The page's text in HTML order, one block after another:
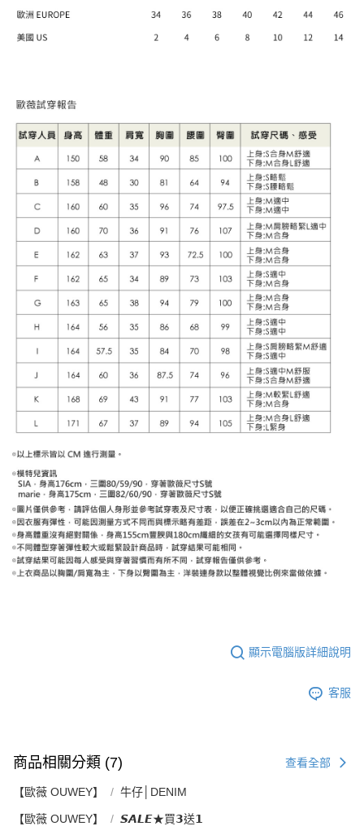
顯示電腦版詳細說明
客服
商品相關分類 (7) 查看全部
【歐薇 OUWEY】 牛仔│DENIM
【歐薇 OUWEY】 𝙎𝘼𝙇𝙀★買𝟯送𝟭